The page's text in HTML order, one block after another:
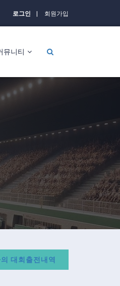
로그인 회원가입
뮤니티
대회출전내역